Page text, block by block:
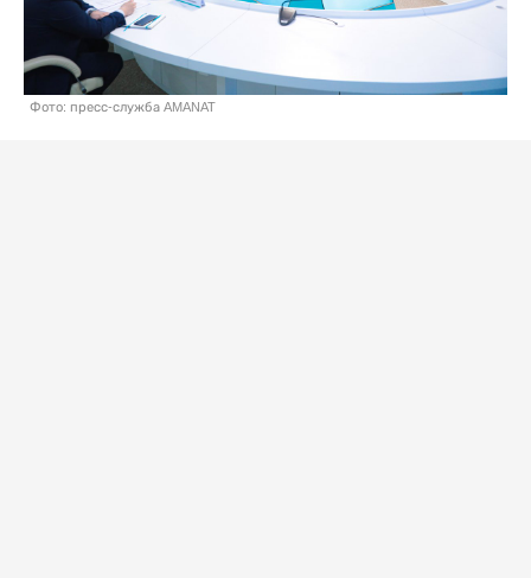
Фото: пресс-служба AMANAT